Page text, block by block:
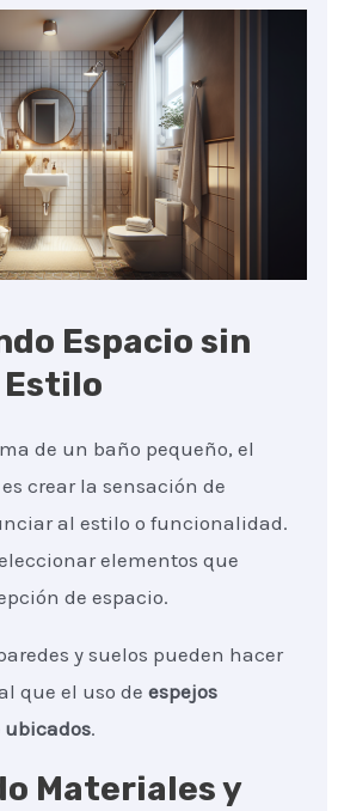
Espacio sin
de un baño pequeño, el
crear la sensación de
al estilo o funcionalidad.
elementos que
de espacio.
y suelos pueden hacer
que el uso deespejos
.
Materiales y